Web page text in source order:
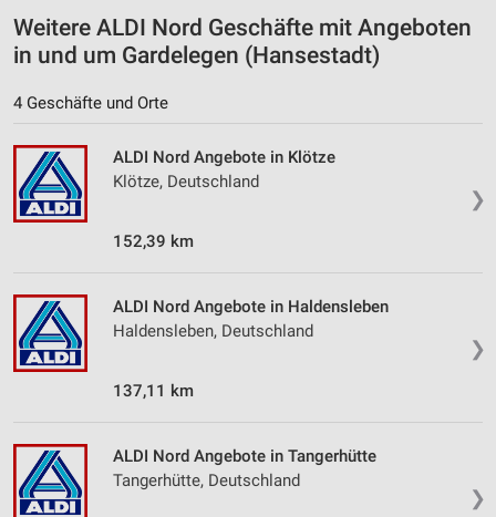
Weitere ALDI Nord Geschäfte mit Angeboten
in und um Gardelegen (Hansestadt)
4 Geschäfte und Orte
❯
ALDI Nord Angebote in Klötze
Klötze, Deutschland
152,39 km
❯
ALDI Nord Angebote in Haldensleben
Haldensleben, Deutschland
137,11 km
❯
ALDI Nord Angebote in Tangerhütte
Tangerhütte, Deutschland